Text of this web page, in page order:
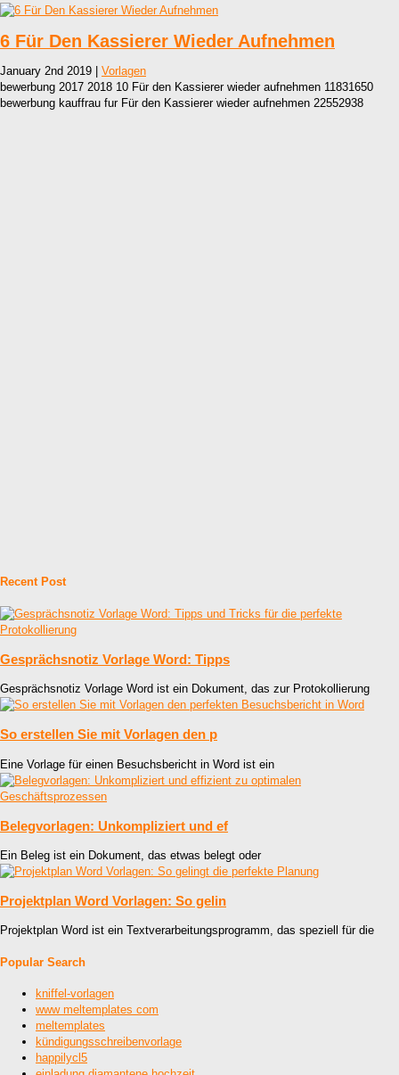
6 Für Den Kassierer Wieder Aufnehmen
January 2nd 2019 | Vorlagen
bewerbung 2017 2018 10 Für den Kassierer wieder aufnehmen 11831650
bewerbung kauffrau fur Für den Kassierer wieder aufnehmen 22552938
Recent Post
Gesprächsnotiz Vorlage Word: Tipps
Gesprächsnotiz Vorlage Word ist ein Dokument, das zur Protokollierung
So erstellen Sie mit Vorlagen den p
Eine Vorlage für einen Besuchsbericht in Word ist ein
Belegvorlagen: Unkompliziert und ef
Ein Beleg ist ein Dokument, das etwas belegt oder
Projektplan Word Vorlagen: So gelin
Projektplan Word ist ein Textverarbeitungsprogramm, das speziell für die
Popular Search
kniffel-vorlagen
www meltemplates com
meltemplates
kündigungsschreibenvorlage
happilycl5